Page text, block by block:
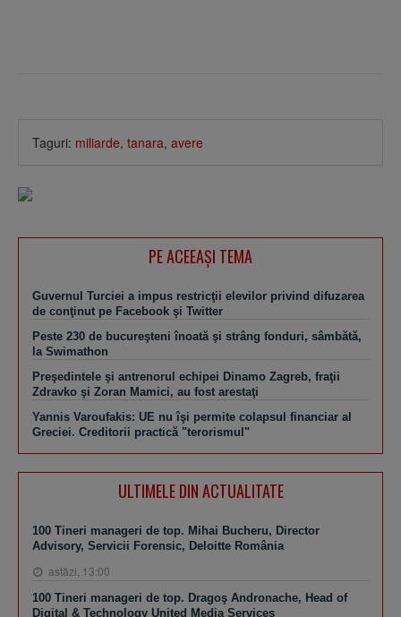
Taguri: miliarde, tanara, avere
PE ACEEAŞI TEMA
Guvernul Turciei a impus restricţii elevilor privind difuzarea
de conţinut pe Facebook şi Twitter
Peste 230 de bucureşteni înoată şi strâng fonduri, sâmbătă,
la Swimathon
Preşedintele şi antrenorul echipei Dinamo Zagreb, fraţii
Zdravko şi Zoran Mamici, au fost arestaţi
Yannis Varoufakis: UE nu îşi permite colapsul financiar al
Greciei. Creditorii practică "terorismul"
ULTIMELE DIN ACTUALITATE
100 Tineri manageri de top. Mihai Bucheru, Director
Advisory, Servicii Forensic, Deloitte România
astăzi, 13:00
100 Tineri manageri de top. Dragoş Andronache, Head of
Digital & Technology United Media Services